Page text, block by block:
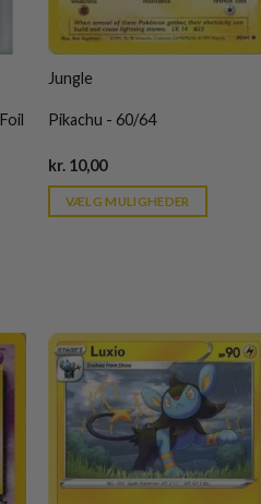
Jungle
Pikachu - 60/64
kr.10,00Current
is:
kr. 39,95.
VÆLG MULIGHEDER